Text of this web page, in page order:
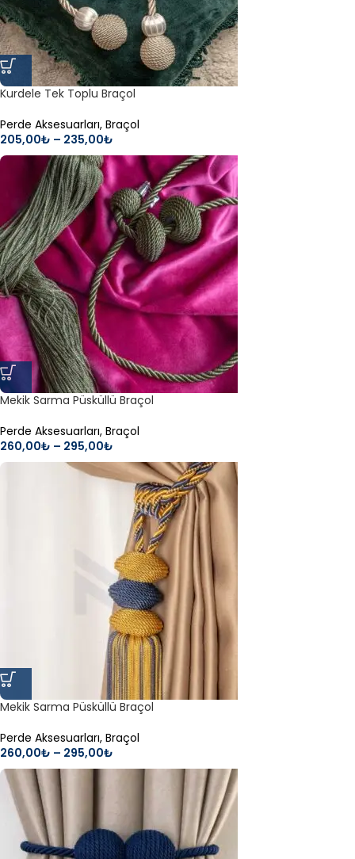
Kurdele Tek Toplu Braçol
Perde Aksesuarları, Braçol
205,00₺ – 235,00₺
Mekik Sarma Püsküllü Braçol
Perde Aksesuarları, Braçol
260,00₺ – 295,00₺
Mekik Sarma Püsküllü Braçol
Perde Aksesuarları, Braçol
260,00₺ – 295,00₺